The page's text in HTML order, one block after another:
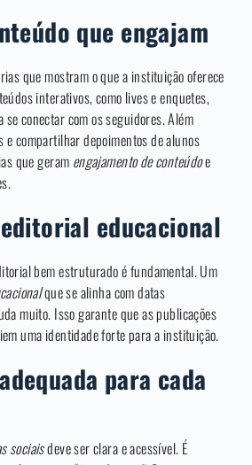
que engajam
que mostram o que a instituição oferece
interativos, como lives e enquetes,
se conectar com os seguidores. Além
e compartilhar depoimentos de alunos
que geram engajamento de conteúdoe
educacional
bem estruturado é fundamental. Um
que se alinha com datas
muito. Isso garante que as publicações
uma identidade forte para a instituição.
para cada
sociaisdeve ser clara e acessível. É